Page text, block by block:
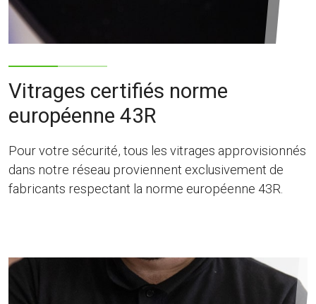
Vitrages certifiés norme
européenne 43R
Pour votre sécurité, tous les vitrages approvisionnés
dans notre réseau proviennent exclusivement de
fabricants respectant la norme européenne 43R.